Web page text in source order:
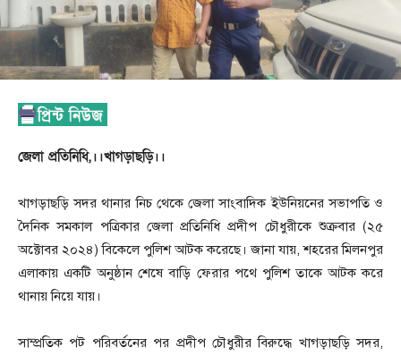
জেলা প্রতিনিধি,।।খাগড়াছড়ি।।
খাগড়াছড়ি সদর থানার নিচ থেকে জেলা সাংবাদিক ইউনিয়নের সভাপতি ও
দৈনিক সমকাল পত্রিকার জেলা প্রতিনিধি প্রদীপ চৌধুরীকে শুক্রবার (২৫
অক্টোবর ২০২৪) বিকেলে পুলিশ আটক করেছে। জানা যায়, শহরের মিলনপুর
এলাকায় একটি অনুষ্ঠান শেষে বাড়ি ফেরার পথে পুলিশ তাকে আটক করে
থানায় নিয়ে যায়।
সাম্প্রতিক পট পরিবর্তনের পর প্রদীপ চৌধুরীর বিরুদ্ধে খাগড়াছড়ি সদর,